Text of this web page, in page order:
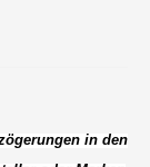
in den